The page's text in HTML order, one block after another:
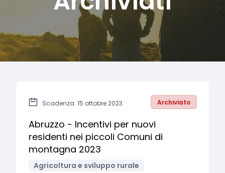
Scadenza: 15 ottobre 2023 Archiviato
Abruzzo - Incentivi per nuovi
residenti nei piccoli Comuni di
montagna 2023
Agricoltura e sviluppo rurale